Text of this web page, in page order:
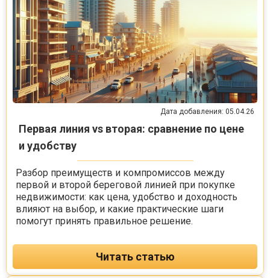
Дата добавления: 05.04.26
Первая линия vs вторая: сравнение по цене
и удобству
Разбор преимуществ и компромиссов между
первой и второй береговой линией при покупке
недвижимости: как цена, удобство и доходность
влияют на выбор, и какие практические шаги
помогут принять правильное решение.
Читать статью